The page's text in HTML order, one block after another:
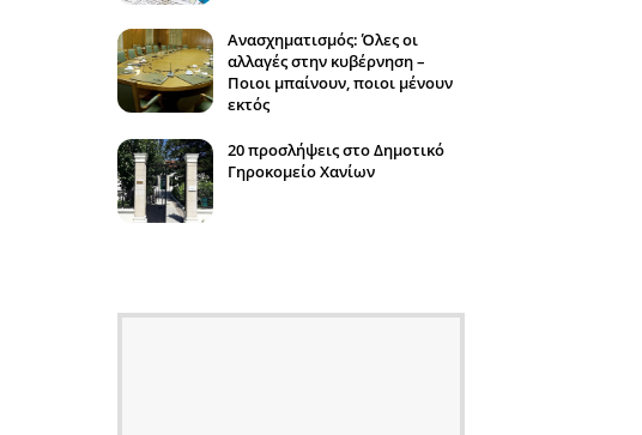
Ανασχηματισμός: Όλες οι
αλλαγές στην κυβέρνηση –
Ποιοι μπαίνουν, ποιοι μένουν
εκτός
20 προσλήψεις στο Δημοτικό
Γηροκομείο Χανίων